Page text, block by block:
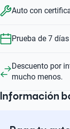
Auto con
Prueba de 7
Descuento por
mucho menos.
Información